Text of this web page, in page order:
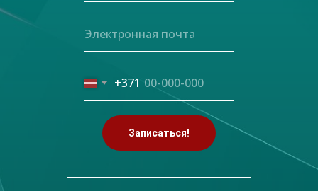
+371
Записаться!